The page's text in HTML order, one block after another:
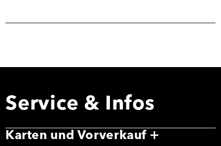
Service & Infos
Karten und Vorverkauf